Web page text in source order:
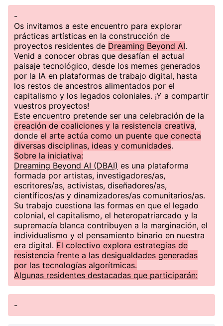
-
Os invitamos a este encuentro para explorar
prácticas artísticas en la construcción de
proyectos residentes de Dreaming Beyond AI.
Venid a conocer obras que desafían el actual
paisaje tecnológico, desde los memes generados
por la IA en plataformas de trabajo digital, hasta
los restos de ancestros alimentados por el
capitalismo y los legados coloniales. ¡Y a compartir
vuestros proyectos!
Este encuentro pretende ser una celebración de la
creación de coaliciones y la resistencia creativa,
donde el arte actúa como un puente que conecta
diversas disciplinas, ideas y comunidades.
Sobre la iniciativa:
Dreaming Beyond AI (DBAI) es una plataforma
formada por artistas, investigadores/as,
escritores/as, activistas, diseñadores/as,
científicos/as y dinamizadores/as comunitarios/as.
Su trabajo cuestiona las formas en que el legado
colonial, el capitalismo, el heteropatriarcado y la
supremacía blanca contribuyen a la marginación, el
individualismo y el pensamiento binario en nuestra
era digital. El colectivo explora estrategias de
resistencia frente a las desigualdades generadas
por las tecnologías algorítmicas.
Algunas residentes destacadas que participarán:
-